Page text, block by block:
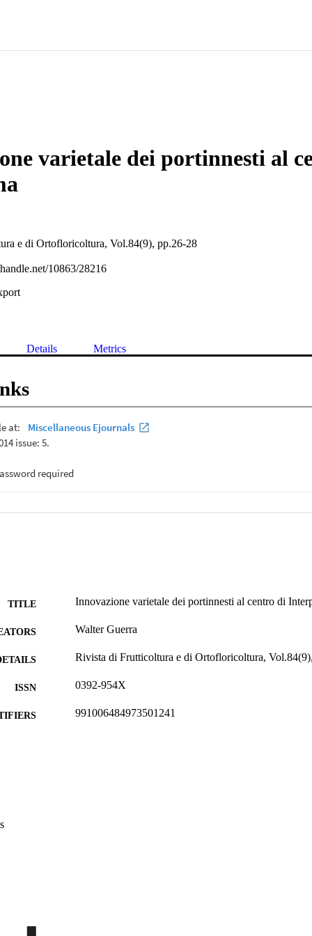
varietale dei portinnesti al
e di Ortofloricoltura, Vol.84(9), pp.26-28
10863/28216
Details Metrics
TITLE Innovazione varietale dei portinnesti al centro di
Walter Guerra
Rivista di Frutticoltura e di Ortofloricoltura,
ISSN 0392-954X
991006484973501241